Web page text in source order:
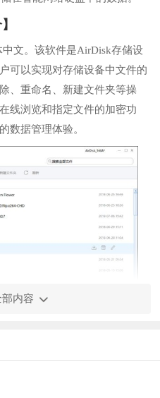
文。该软件是AirDisk存储设
可以实现对存储设备中文件的
、重命名、新建文件夹等操
线浏览和指定文件的加密功
数据管理体验。
除、重命名和新建文件夹等，
内容